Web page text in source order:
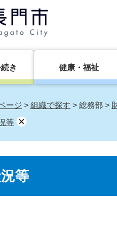
き 健康・福祉
ージ > 組織で探す > 総務部 >
等
等